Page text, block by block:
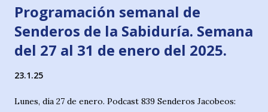
Programación semanal de
Senderos de la Sabiduría. Semana
del 27 al 31 de enero del 2025.
23.1.25
Lunes, día 27 de enero. Podcast 839 Senderos Jacobeos: